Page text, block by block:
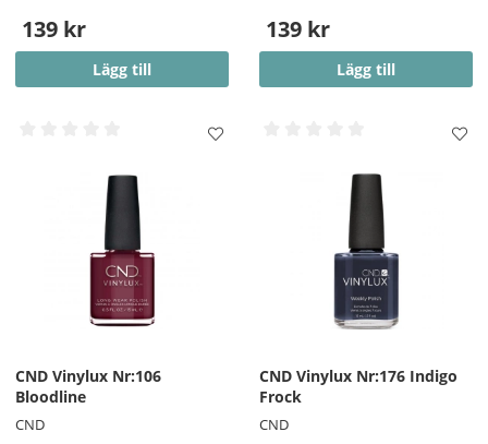
omgivande huden.
OBS!! - På vissa starka färger kan en pigmentering på
nageln finnas kvar efter borttagning.
139 kr
Lägg till
139 kr
Lägg till
CND Vinylux Nr:106
Bloodline
CND
CND Vinylux Nr:176 Indigo
Frock
CND